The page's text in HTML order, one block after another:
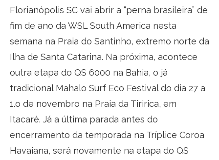
Florianópolis SC vai abrir a “perna brasileira” de
fim de ano da WSL South America nesta
semana na Praia do Santinho, extremo norte da
Ilha de Santa Catarina. Na próxima, acontece
outra etapa do QS 6000 na Bahia, o já
tradicional Mahalo Surf Eco Festival do dia 27 a
1.o de novembro na Praia da Tiririca, em
Itacaré. Já a última parada antes do
encerramento da temporada na Tríplice Coroa
Havaiana, será novamente na etapa do QS